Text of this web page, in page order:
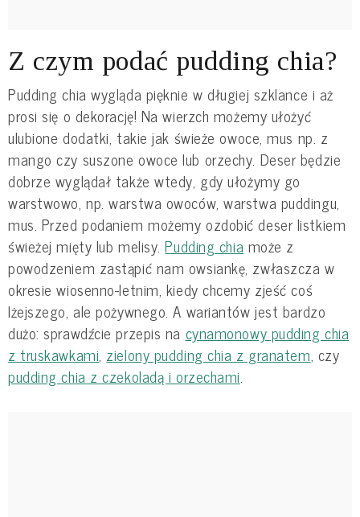
Z czym podać pudding chia?
Pudding chia wygląda pięknie w długiej szklance i aż
prosi się o dekorację! Na wierzch możemy ułożyć
ulubione dodatki, takie jak świeże owoce, mus np. z
mango czy suszone owoce lub orzechy. Deser będzie
dobrze wyglądał także wtedy, gdy ułożymy go
warstwowo, np. warstwa owoców, warstwa puddingu,
mus. Przed podaniem możemy ozdobić deser listkiem
świeżej mięty lub melisy.Pudding chia może z
powodzeniem zastąpić nam owsiankę, zwłaszcza w
okresie wiosenno-letnim, kiedy chcemy zjeść coś
lżejszego, ale pożywnego. A wariantów jest bardzo
dużo: sprawdźcie przepis na cynamonowy pudding chia
z truskawkami, zielony pudding chia z granatem, czy
pudding chia z czekoladą i orzechami.